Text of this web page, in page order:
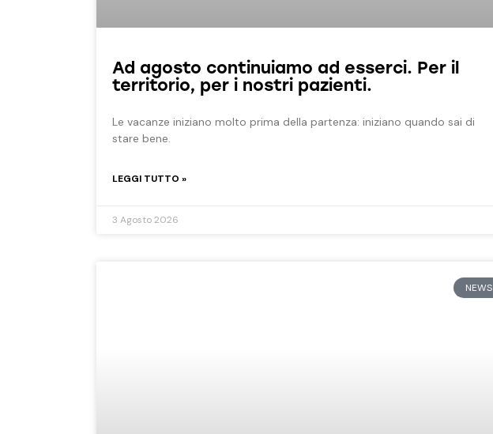
Ad agosto continuiamo ad esserci. Per il
territorio, per i nostri pazienti.
Le vacanze iniziano molto prima della partenza: iniziano quando sai di
stare bene.
LEGGI TUTTO »
3 Agosto 2026
NEWS